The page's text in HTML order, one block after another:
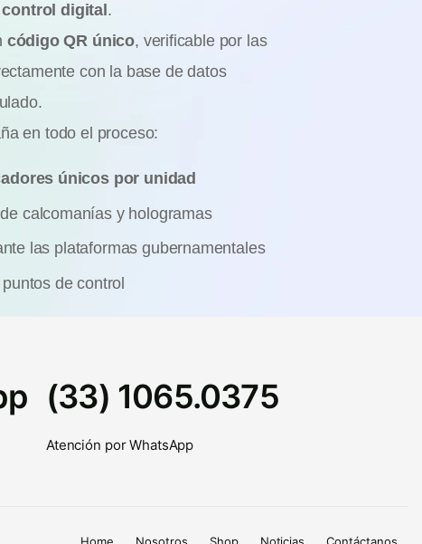
digital .
código QR único, verificable por las
con la base de datos
en todo el proceso:
únicos por unidad
calcomanías y hologramas
las plataformas gubernamentales
de control
(33) 1065.0375
Atención por WhatsApp